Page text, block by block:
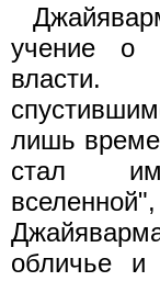
учение о
лишь
стал
обличье и